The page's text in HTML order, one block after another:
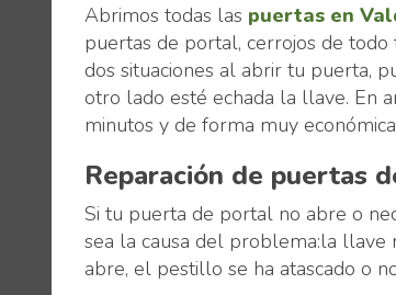
Abrimos todas las puertas en
puertas de portal, cerrojos de
dos situaciones al abrir tu puerta,
otro lado esté echada la llave. En
minutos y de forma muy
Reparación de puertas
Si tu puerta de portal no abre o
sea la causa del problema:la
abre, el pestillo se ha atascado o